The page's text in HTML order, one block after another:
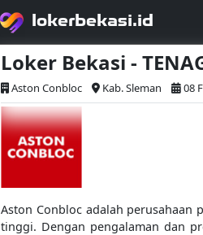
lokerbekasi.id
Loker Bekasi -
Aston Conbloc Kab. Sleman 08
Aston Conbloc adalah perusahaan
tinggi. Dengan pengalaman dan